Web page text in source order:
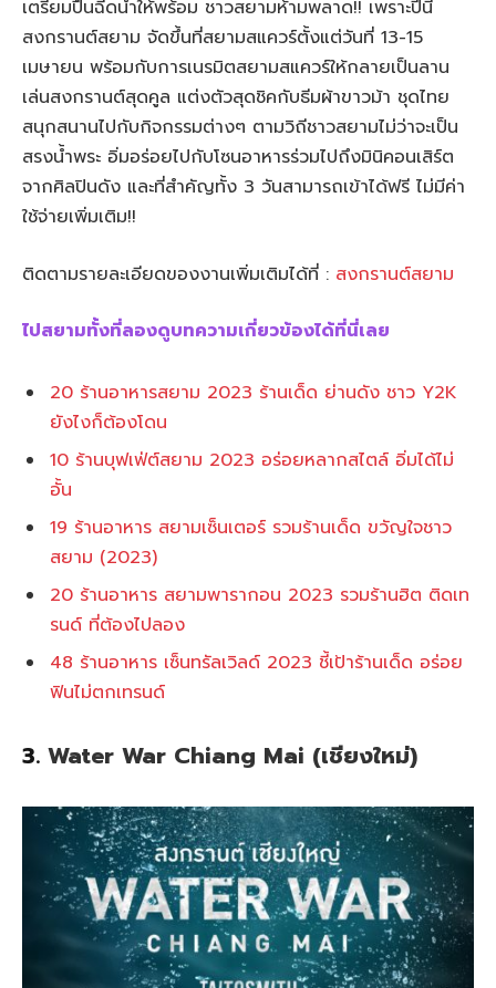
เตรียมปืนฉีดน้ำให้พร้อม ชาวสยามห้ามพลาด!! เพราะปีนี้
สงกรานต์สยาม จัดขึ้นที่สยามสแควร์ตั้งแต่วันที่ 13-15
เมษายน พร้อมกับการเนรมิตสยามสแควร์ให้กลายเป็นลาน
เล่นสงกรานต์สุดคูล แต่งตัวสุดชิคกับธีมผ้าขาวม้า ชุดไทย
สนุกสนานไปกับกิจกรรมต่างๆ ตามวิถีชาวสยามไม่ว่าจะเป็น
สรงน้ำพระ อิ่มอร่อยไปกับโซนอาหารร่วมไปถึงมินิคอนเสิร์ต
จากศิลปินดัง และที่สำคัญทั้ง 3 วันสามารถเข้าได้ฟรี ไม่มีค่า
ใช้จ่ายเพิ่มเติม!!
ติดตามรายละเอียดของงานเพิ่มเติมได้ที่ : สงกรานต์สยาม
ไปสยามทั้งที่ลองดูบทความเกี่ยวข้องได้ที่นี่เลย
20 ร้านอาหารสยาม 2023 ร้านเด็ด ย่านดัง ชาว Y2K
ยังไงก็ต้องโดน
10 ร้านบุฟเฟ่ต์สยาม 2023 อร่อยหลากสไตล์ อิ่มได้ไม่
อั้น
19 ร้านอาหาร สยามเซ็นเตอร์ รวมร้านเด็ด ขวัญใจชาว
สยาม (2023)
20 ร้านอาหาร สยามพารากอน 2023 รวมร้านฮิต ติดเท
รนด์ ที่ต้องไปลอง
48 ร้านอาหาร เซ็นทรัลเวิลด์ 2023 ชี้เป้าร้านเด็ด อร่อย
ฟินไม่ตกเทรนด์
3. Water War Chiang Mai (เชียงใหม่)